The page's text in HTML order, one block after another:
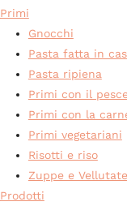
Primi
Gnocchi
Pasta fatta in
Pasta ripiena
Primi con il
Primi con la
Primi vegetariani
Risotti e riso
Zuppe e Vellutate
Prodotti